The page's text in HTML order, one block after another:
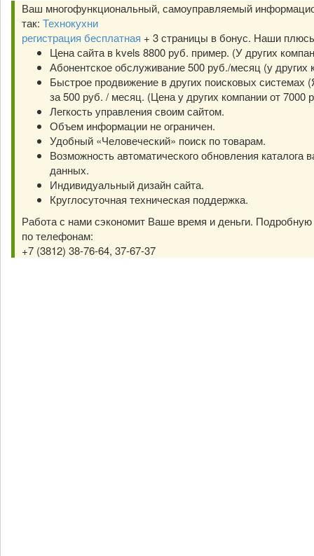
Ваш многофункциональный, самоуправляемый
так: Технокухни
регистрация бесплатная + 3 страницы в бонус. Наши
Цена сайта в kvels 8800 руб. пример. (У других
Абонентское обслуживание 500 руб./месяц (у других
Быстрое продвижение в других поисковых системах
за 500 руб. / месяц. (Цена у других компании от 7000
Легкость управления своим сайтом.
Объем информации не ограничен.
Удобный «Человеческий» поиск по товарам.
Возможность автоматического обновления каталога
данных.
Индивидуальный дизайн сайта.
Круглосуточная техническая поддержка.
Работа с нами сэкономит Ваше время и деньги.
по телефонам:
+7 (3812) 38-76-64, 37-67-37